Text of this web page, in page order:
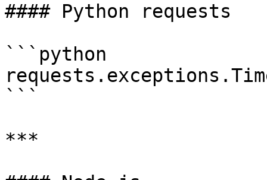
#### Python requests
```python
```
***